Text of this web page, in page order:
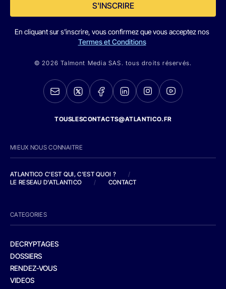
S'INSCRIRE
En cliquant sur s'inscrire, vous confirmez que vous acceptez nos
Termes et Conditions
© 2026 Talmont Media SAS. tous droits réservés.
TOUSLESCONTACTS@ATLANTICO.FR
MIEUX NOUS CONNAITRE
ATLANTICO C'EST QUI, C'EST QUOI ?
/
LE RESEAU D'ATLANTICO
/ CONTACT
CATEGORIES
DECRYPTAGES
DOSSIERS
RENDEZ-VOUS
VIDEOS